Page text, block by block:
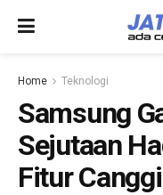
Home Teknologi
Samsung
Sejutaan
Fitur